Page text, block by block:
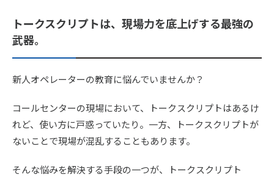
トークスクリプトは、現場力を底上げする最強の
武器。
新人オペレーターの教育に悩んでいませんか？
コールセンターの現場において、トークスクリプトはあるけ
れど、使い方に戸惑っていたり。一方、トークスクリプトが
ないことで現場が混乱することもあります。
そんな悩みを解決する手段の一つが、トークスクリプト